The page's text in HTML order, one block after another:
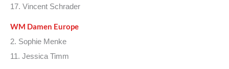
17. Vincent Schrader
WM Damen Europe
2. Sophie Menke
11. Jessica Timm